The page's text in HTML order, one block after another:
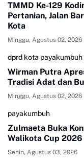
TMMD Ke-129
Pertanian, Jalan
Kota
Minggu, Agustus 02, 2026
dprd kota payakumbuh
Wirman Putra
Tradisi Adat dan
Minggu, Agustus 02, 2026
payakumbuh
Zulmaeta Buka
Walikota Cup 2026
Senin, Agustus 03, 2026